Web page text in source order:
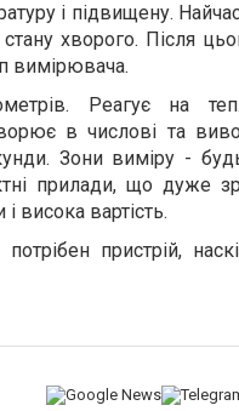
і підвищену.
хворого. Після
вимірювача.
Реагує на
в числові та
Зони виміру -
прилади, що дуже
висока вартість.
пристрій,